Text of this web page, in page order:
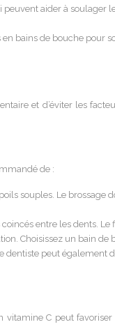
aider à soulager
bains de bouche pour
et d’éviter les
de :
souples. Le brossage
entre les dents. Le
Choisissez un bain de
dentiste peut
C peut